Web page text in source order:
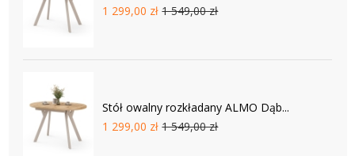
1 299,00 zł 1 549,00 zł
Stół owalny rozkładany ALMO Dąb...
1 299,00 zł 1 549,00 zł